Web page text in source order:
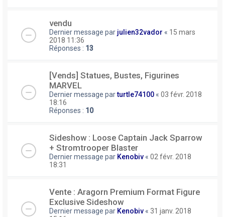
vendu
Dernier message par julien32vador « 15 mars
2018 11:36
Réponses : 13
[Vends] Statues, Bustes, Figurines
MARVEL
Dernier message parturtle74100 « 03 févr. 2018
18:16
Réponses : 10
Sideshow : Loose Captain Jack Sparrow
+ Stromtrooper Blaster
Dernier message par Kenobiv « 02 févr. 2018
18:31
Vente : Aragorn Premium Format Figure
Exclusive Sideshow
Dernier message par Kenobiv « 31 janv. 2018